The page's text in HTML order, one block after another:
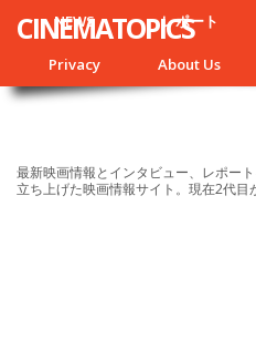
NEWS レポート
Privacy About Us
CINEMATOPICS
最新映画情報とインタビュー、レポー
立ち上げた映画情報サイト。現在2代目